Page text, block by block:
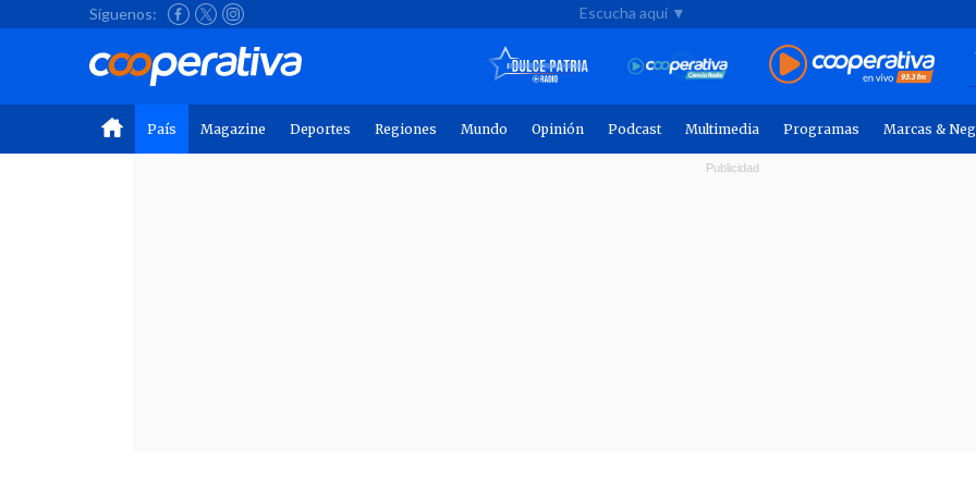
Síguenos: Escucha aquí ▼
País Magazine Deportes Regiones Mundo Opinión Podcast Multimedia Programas Marcas &